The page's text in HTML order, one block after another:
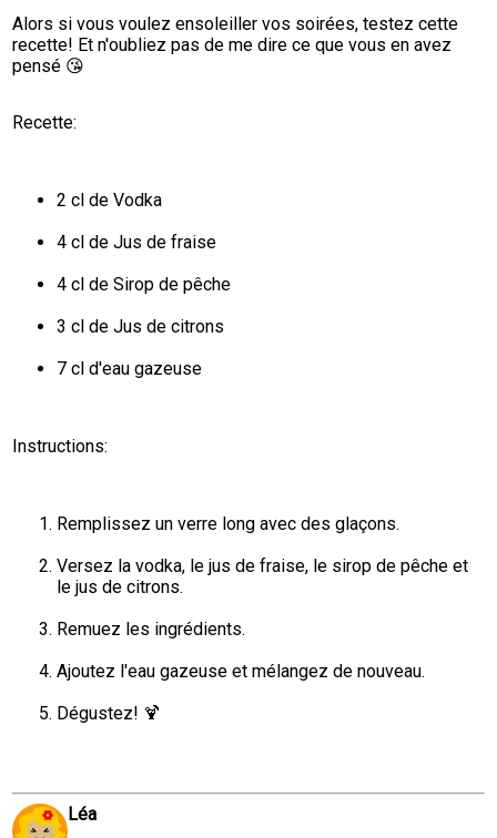
Alors si vous voulez ensoleiller vos soirées, testez cette
recette! Et n'oubliez pas de me dire ce que vous en avez
pensé 😘
Recette:
2 cl de Vodka
4 cl de Jus de fraise
4 cl de Sirop de pêche
3 cl de Jus de citrons
7 cl d'eau gazeuse
Instructions:
Remplissez un verre long avec des glaçons.
Versez la vodka, le jus de fraise, le sirop de pêche et
le jus de citrons.
Remuez les ingrédients.
Ajoutez l'eau gazeuse et mélangez de nouveau.
Dégustez! 🍹
Léa